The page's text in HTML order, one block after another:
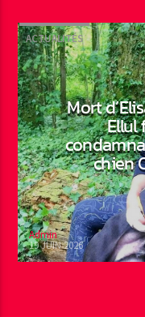
ACTUALITÉS
Mort
Ellul
chien
Admin
19 JUIN 2026